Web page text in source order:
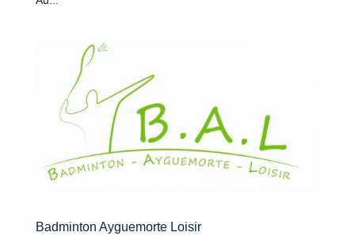
Badminton Ayguemorte Loisir